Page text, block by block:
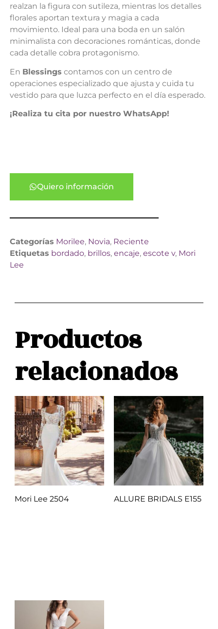
realzan la figura con sutileza, mientras los detalles
florales aportan textura y magia a cada
movimiento. Ideal para una boda en un salón
minimalista con decoraciones románticas, donde
cada detalle cobra protagonismo.
En Blessings contamos con un centro de
operaciones especializado que ajusta y cuida tu
vestido para que luzca perfecto en el día esperado.
¡Realiza tu cita por nuestro WhatsApp!
Quiero información
Categorías Morilee, Novia, Reciente
Etiquetas bordado, brillos, encaje, escote v, Mori
Lee
Productos
relacionados
Mori Lee 2504 ALLURE BRIDALS E155